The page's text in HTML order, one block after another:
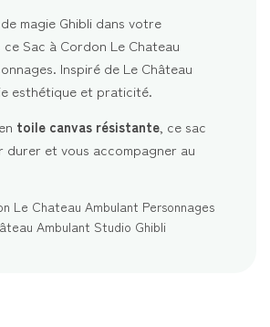
magie Ghibli dans votre
Sac à Cordon Le Chateau
Inspiré de Le Château
esthétique et praticité.
toile canvas résistante, ce sac
durer et vous accompagner au